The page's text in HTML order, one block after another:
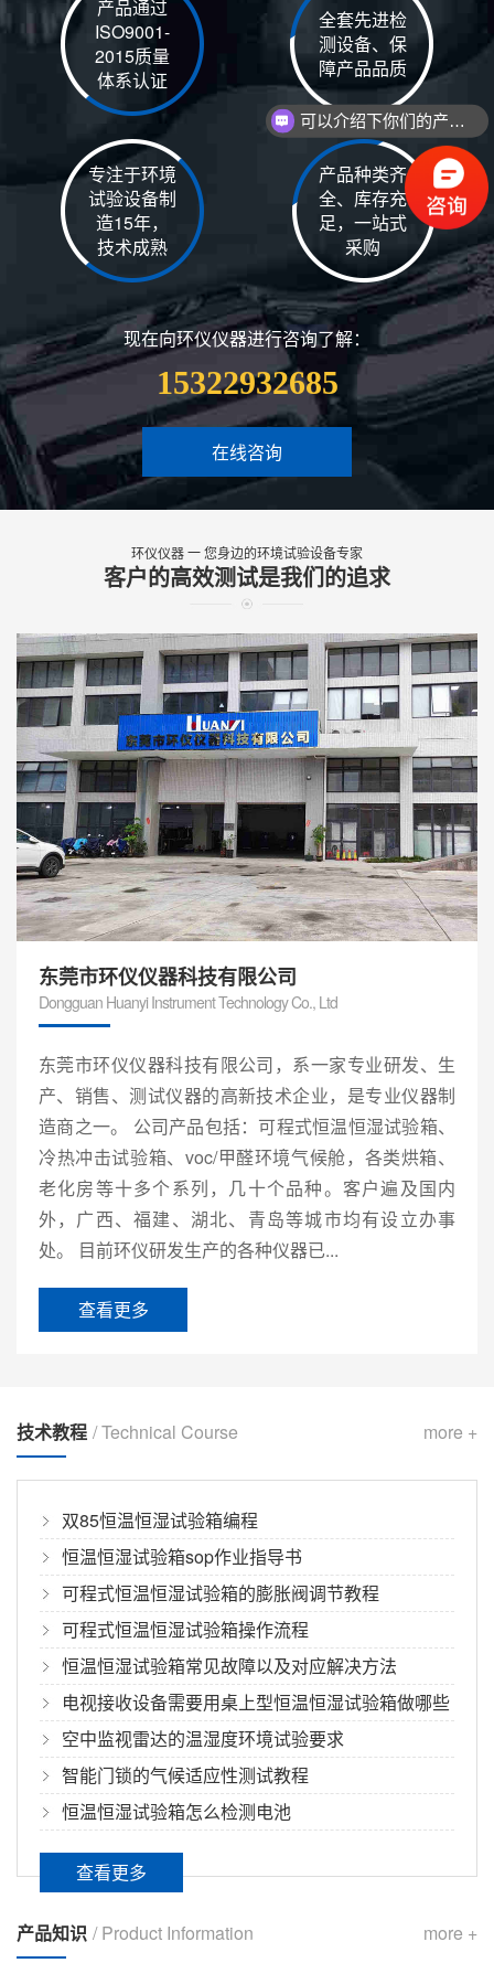
产品通过
ISO9001-
2015质量
体系认证
全套先进检
测设备、保
障产品品质
专注于环境
试验设备制
造15年，
技术成熟
产品种类齐
全、库存充
足，一站式
采购
现在向环仪仪器进行咨询了解：
15322932685
在线咨询
环仪仪器 一 您身边的环境试验设备专家
客户的高效测试是我们的追求
东莞市环仪仪器科技有限公司
Dongguan Huanyi Instrument Technology Co., Ltd
东莞市环仪仪器科技有限公司，系一家专业研发、生
产、销售、测试仪器的高新技术企业，是专业仪器制
造商之一。 公司产品包括：可程式恒温恒湿试验箱、
冷热冲击试验箱、voc/甲醛环境气候舱，各类烘箱、
老化房等十多个系列，几十个品种。客户遍及国内
外，广西、福建、湖北、青岛等城市均有设立办事
处。 目前环仪研发生产的各种仪器已...
查看更多
more +
技术教程 / Technical Course
双85恒温恒湿试验箱编程
恒温恒湿试验箱sop作业指导书
可程式恒温恒湿试验箱的膨胀阀调节教程
​可程式恒温恒湿试验箱操作流程
恒温恒湿试验箱常见故障以及对应解决方法
电视接收设备需要用桌上型恒温恒湿试验箱做哪些
测试条件
空中监视雷达的温湿度环境试验要求
智能门锁的气候适应性测试教程
恒温恒湿试验箱怎么检测电池
查看更多
more +
产品知识 / Product Information
交换机高低温贮存试验箱
交换机高低温贮存试验箱（又称高低温交变试验
箱）是专门用于模拟通信设备在极端高、低...
可程式冷热冲击试验机加什么冷媒
在可程式冷热冲击试验机冷媒选择中，主要有两
种冷媒可以选，分别是R23与R404。...
环境箱靠什么加热
环境箱主要由大功率电阻丝组成，由于试验箱要
求的升温速率较大，因此试验箱的加热系统...
可以介绍下你们的产品么